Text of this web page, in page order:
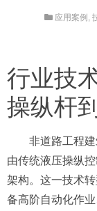
应用案例 ,
行业技
操纵杆
非道路工程
由传统液压操纵
架构。这一技术
备高阶自动化作